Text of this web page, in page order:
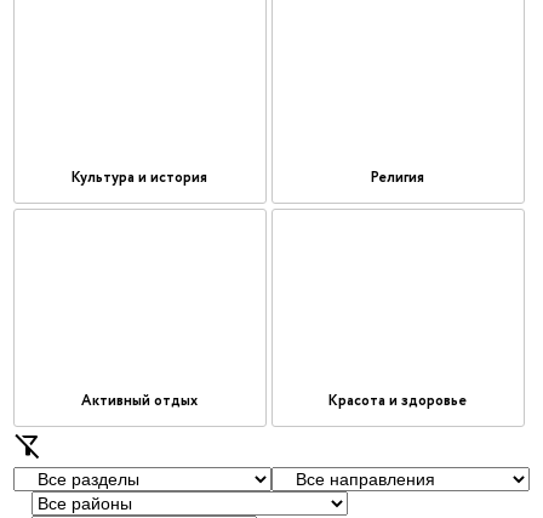
Культура и история Религия
Активный отдых Красота и здоровье
filter_alt_off